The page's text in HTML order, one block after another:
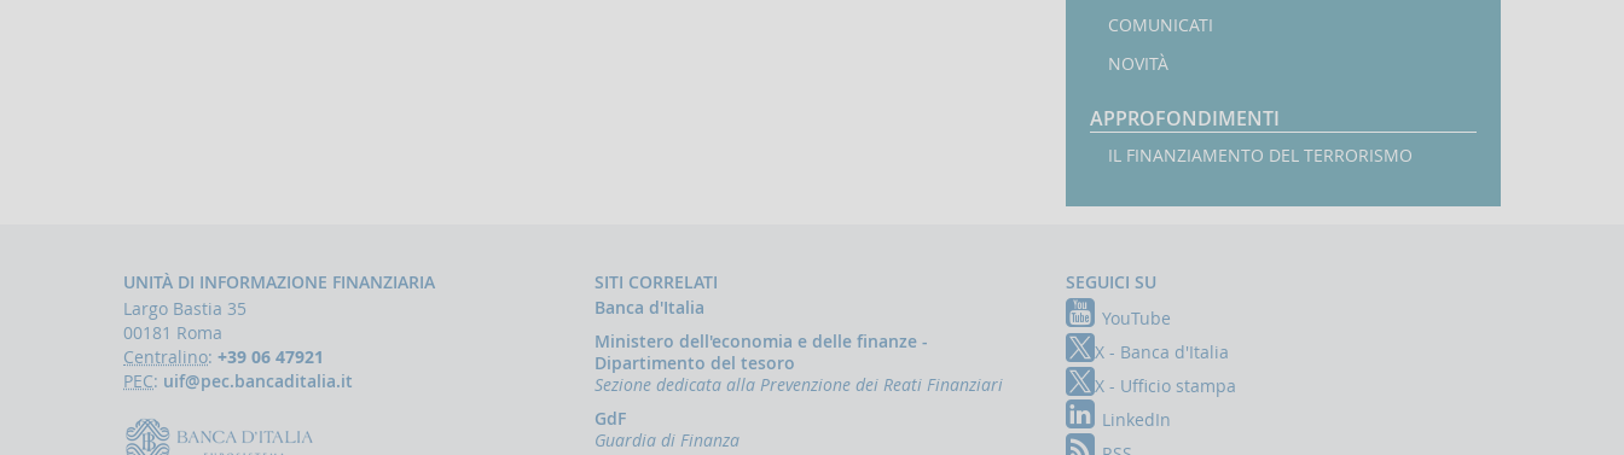
COMUNICATI
NOVITÀ
APPROFONDIMENTI
IL FINANZIAMENTO DEL TERRORISMO
UNITÀ DI INFORMAZIONE FINANZIARIA
Largo Bastia 35
00181 Roma
Centralino: +39 06 47921
PEC: uif@pec.bancaditalia.it
SITI CORRELATI
Banca d'Italia
Ministero dell'economia e delle finanze -
Dipartimento del tesoro
Sezione dedicata alla Prevenzione dei Reati Finanziari
GdF
Guardia di Finanza
SEGUICI SU
YouTube
X - Banca d'Italia
X - Ufficio stampa
LinkedIn